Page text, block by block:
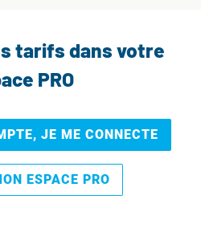
tarifs dans votre
PRO
JE ME CONNECTE
ESPACE PRO